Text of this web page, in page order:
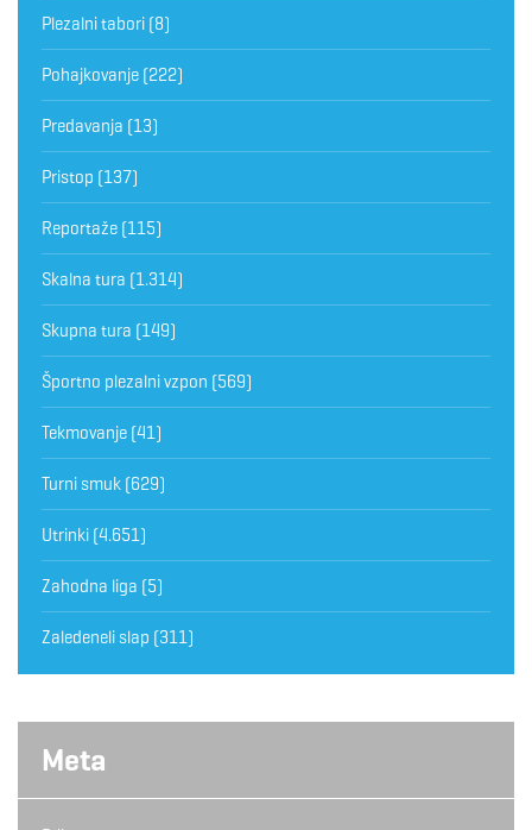
Plezalni tabori (8)
Pohajkovanje (222)
Predavanja (13)
Pristop (137)
Reportaže (115)
Skalna tura (1.314)
Skupna tura (149)
Športno plezalni vzpon (569)
Tekmovanje (41)
Turni smuk (629)
Utrinki (4.651)
Zahodna liga (5)
Zaledeneli slap (311)
Meta